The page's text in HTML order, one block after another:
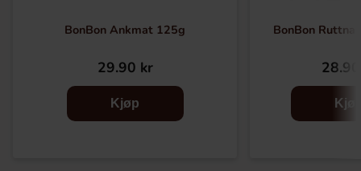
BonBon Ankmat 125g
29.90 kr
Kjøp
BonBon